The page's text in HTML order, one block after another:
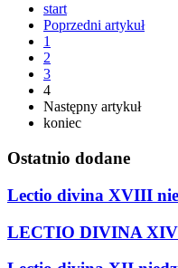
start
Poprzedni artykuł
1
2
3
4
Następny artykuł
koniec
Ostatnio dodane
Lectio divina XVIII
LECTIO DIVINA XIV